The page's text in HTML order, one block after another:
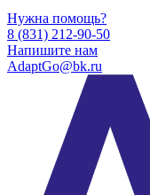
Нужна помощь?
8 (831) 212-90-50
Напишите нам
AdaptGo@bk.ru